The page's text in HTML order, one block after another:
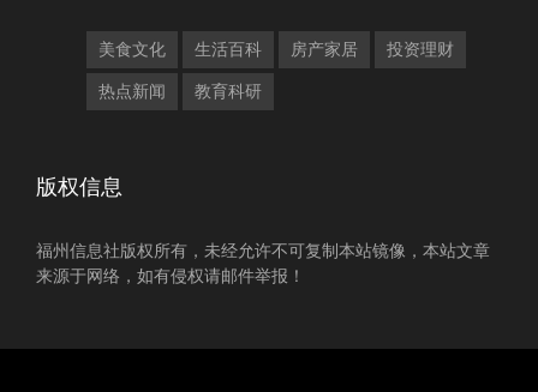
美食文化 生活百科 房产家居 投资理财
热点新闻 教育科研
版权信息
福州信息社版权所有，未经允许不可复制本站镜像，本站文章
来源于网络，如有侵权请邮件举报！